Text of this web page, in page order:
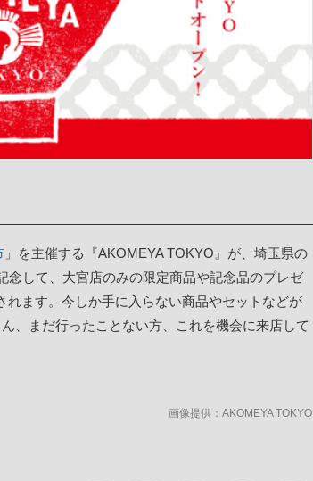
」を主催する『AKOMEYA TOKYO』が、埼玉県の
して、大宮店のみの限定商品や記念品のプレゼ
れます。今しか手に入らない商品やセットなどが
、まだ行ったことない方、これを機会に来店して
画像提供：AKOMEYA TOKYO